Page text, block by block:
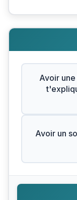
Avoir
Avoir un